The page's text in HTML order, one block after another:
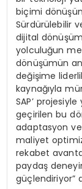
biçimi
Sürdürülebilir
dijital
yolculuğun
dönüşümün
değişime
kaynağıyla
SAP’
geçirilen bu
adaptasyon
maliyet
rekabet
paydaş
güçlendiriyor”